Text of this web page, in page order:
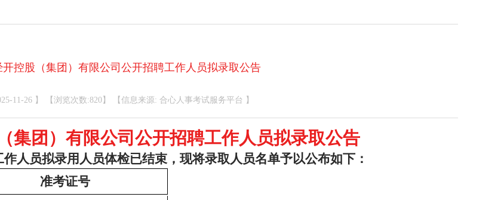
开控股（集团）有限公司公开招聘工作人员拟录取公告
11-26 】 【浏览次数:820】 【信息来源: 合心人事考试服务平台 】
集团）有限公司公开招聘工作人员拟录取公告
作人员拟录用人员体检已结束，现将录取人员名单予以公布如下：
准考证号